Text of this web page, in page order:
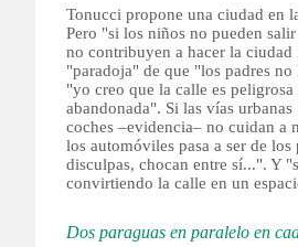
Tonucci propone una ciudad en
Pero "si los niños no pueden
no contribuyen a hacer la
"paradoja" de que "los padres
"yo creo que la calle es
abandonada". Si las vías
coches –evidencia– no cuidan a
los automóviles pasa a ser de
disculpas, chocan entre sí...". Y
convirtiendo la calle en un
Dos paraguas en paralelo en